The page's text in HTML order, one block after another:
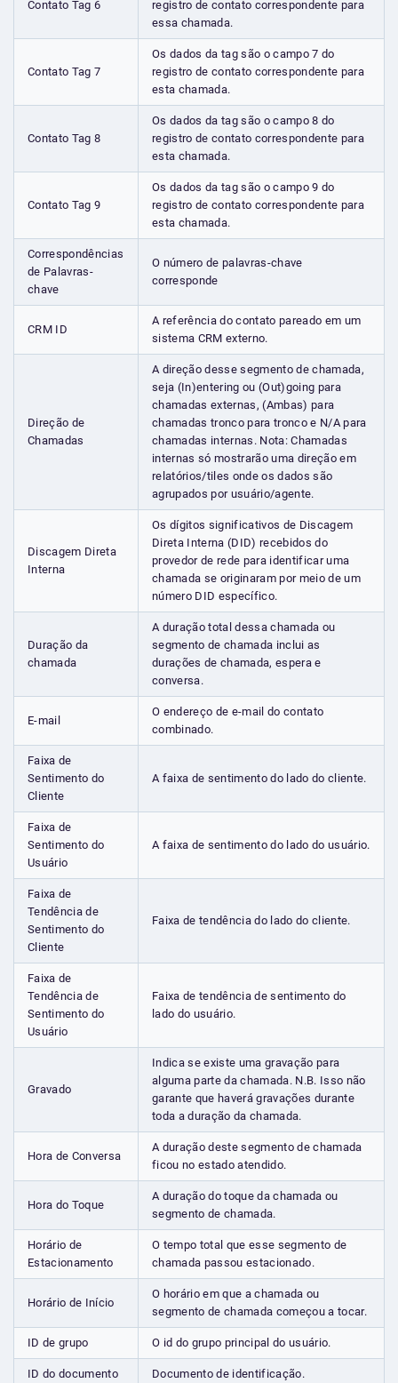
Contato Tag 6
registro de contato correspondente para
essa chamada.
Contato Tag 7
Os dados da tag são o campo 7 do
registro de contato correspondente para
esta chamada.
Contato Tag 8
Os dados da tag são o campo 8 do
registro de contato correspondente para
esta chamada.
Contato Tag 9
Os dados da tag são o campo 9 do
registro de contato correspondente para
esta chamada.
Correspondências
de Palavras-
chave
O número de palavras-chave
corresponde
CRM ID
A referência do contato pareado em um
sistema CRM externo.
Direção de
Chamadas
A direção desse segmento de chamada,
seja (In)entering ou (Out)going para
chamadas externas, (Ambas) para
chamadas tronco para tronco e N/A para
chamadas internas. Nota: Chamadas
internas só mostrarão uma direção em
relatórios/tiles onde os dados são
agrupados por usuário/agente.
Discagem Direta
Interna
Os dígitos significativos de Discagem
Direta Interna (DID) recebidos do
provedor de rede para identificar uma
chamada se originaram por meio de um
número DID específico.
Duração da
chamada
A duração total dessa chamada ou
segmento de chamada inclui as
durações de chamada, espera e
conversa.
E-mail
O endereço de e-mail do contato
combinado.
Faixa de
Sentimento do
Cliente
A faixa de sentimento do lado do cliente.
Faixa de
Sentimento do
Usuário
A faixa de sentimento do lado do usuário.
Faixa de
Tendência de
Sentimento do
Cliente
Faixa de tendência do lado do cliente.
Faixa de
Tendência de
Sentimento do
Usuário
Faixa de tendência de sentimento do
lado do usuário.
Gravado
Indica se existe uma gravação para
alguma parte da chamada. N.B. Isso não
garante que haverá gravações durante
toda a duração da chamada.
Hora de Conversa
A duração deste segmento de chamada
ficou no estado atendido.
Hora do Toque
A duração do toque da chamada ou
segmento de chamada.
Horário de
Estacionamento
O tempo total que esse segmento de
chamada passou estacionado.
Horário de Início
O horário em que a chamada ou
segmento de chamada começou a tocar.
ID de grupo O id do grupo principal do usuário.
ID do documento Documento de identificação.